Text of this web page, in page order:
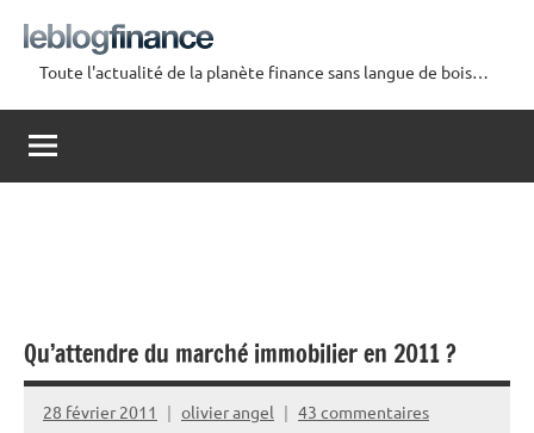
contenu
Le
Blog
Finance
Toute l'actualité de la planète finance sans langue de bois…
Qu’attendre du marché immobilier en 2011 ?
28 février 2011 olivier angel 43 commentaires